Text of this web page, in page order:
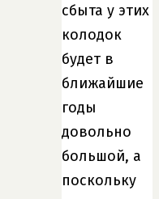
сбыта у этих
колодок
будет в
ближайшие
годы
довольно
большой, а
поскольку